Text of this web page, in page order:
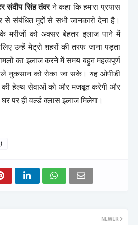
संदीप सिंह तंवरने कहा कि हमारा प्रयास
संबंधित मुद्दों से सभी जानकारी देना है।
मरीजों को अक्सर बेहतर इलाज पाने में
उन्हें मेट्रो शहरों की तरफ जाना पड़ता
का इलाज करने में समय बहुत महत्वपूर्ण
नुकसान को रोका जा सके। यह ओपीडी
की हेल्थ सेवाओं को और मजबूत करेगी और
पर ही वर्ल्ड क्लास इलाज मिलेगा।
NEWER